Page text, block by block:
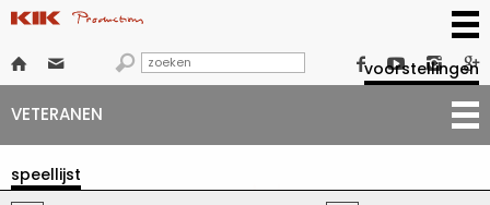
      
voorstellingen
VETERANEN
speellijst